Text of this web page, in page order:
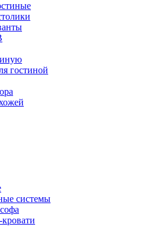
гостиной
системы